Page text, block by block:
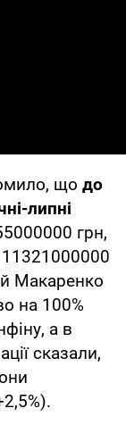
що до
липні
грн,
11321000000
Макаренко
на 100%
а в
сказали,